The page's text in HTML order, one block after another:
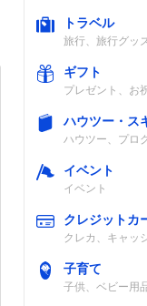
トラベル
旅行、旅行グッ
ギフト
プレゼント、お
ハウツー・ス
ハウツー、プロ
イベント
イベント
クレジットカ
クレカ、キャッ
子育て
子供、ベビー用